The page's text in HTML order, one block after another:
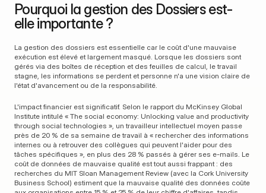
conformité.
Pourquoi la gestion des Dossiers est-
elle importante ?
La gestion des dossiers est essentielle car le coût d'une mauvaise
exécution est élevé et largement masqué. Lorsque les dossiers sont
gérés via des boîtes de réception et des feuilles de calcul, le travail
stagne, les informations se perdent et personne n'a une vision claire de
l'état d'avancement ou de la responsabilité.
L'impact financier est significatif. Selon le rapport du McKinsey Global
Institute intitulé « The social economy: Unlocking value and productivity
through social technologies », un travailleur intellectuel moyen passe
près de 20 % de sa semaine de travail à « rechercher des informations
internes ou à retrouver des collègues qui peuvent l'aider pour des
tâches spécifiques », en plus des 28 % passés à gérer ses e-mails. Le
coût de données de mauvaise qualité est tout aussi frappant : des
recherches du MIT Sloan Management Review (avec la Cork University
Business School) estiment que la mauvaise qualité des données coûte